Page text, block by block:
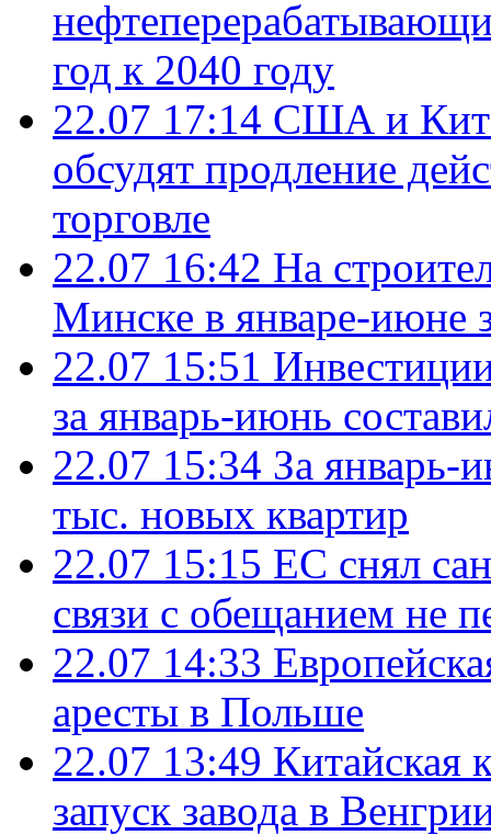
год к 2040 году
22.07 17:14 США и
обсудят продление
торговле
22.07 16:42 На
Минске в январе-июне
22.07 15:51
за январь-июнь
22.07 15:34 За январь-
тыс. новых квартир
22.07 15:15 ЕС снял
связи с обещанием не
22.07 14:33
аресты в Польше
22.07 13:49 Китайская
запуск завода в